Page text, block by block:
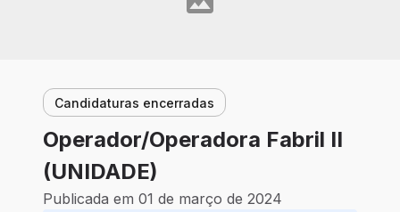
Candidaturas encerradas
Operador/Operadora Fabril II
(UNIDADE)
Publicada em 01 de março de 2024